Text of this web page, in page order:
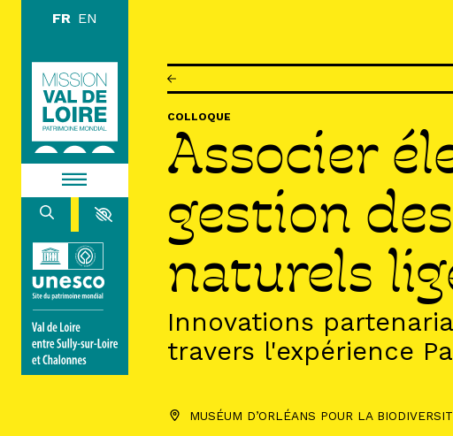
COLLOQUE
Associer
gestion
naturels
Innovations
travers l'expérience
MUSÉUM D’ORLÉANS POUR LA
DÉCOUVRIR
EXPLORER
ARPENTER
HABITER
AGENDA
ACTUALITÉS
ICONOTHÈQUE
LA MISSION VAL DE LOIRE